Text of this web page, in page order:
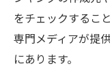
をチェックするこ
専門メディアが提
にあります。